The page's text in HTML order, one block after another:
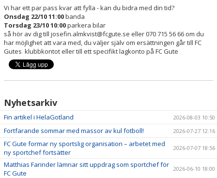
Vi har ett par pass kvar att fylla - kan du bidra med din tid?
Onsdag 22/10 11:00banda
Torsdag 23/10 10:00parkera bilar
så hör av dig till josefin.almkvist@fcgute.se eller 070 715 56 66 om du
har möjlighet att vara med, du väljer själv om ersättningen går till FC
Gutes klubbkontot eller till ett specifikt lagkonto på FC Gute
Nyhetsarkiv
Fin artikel i HelaGotland 2026-08-03 10:50
Fortfarande sommar med massor av kul fotboll! 2026-07-27 12:16
FC Gute formar ny sportslig organisation – arbetet med
ny sportchef fortsätter
2026-07-07 18:56
Matthias Farinder lämnar sitt uppdrag som sportchef för
FC Gute
2026-06-10 18:00